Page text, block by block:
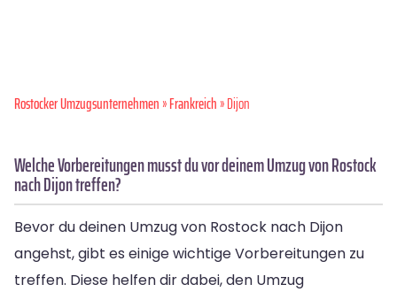
Rostocker Umzugsunternehmen»Frankreich» Dijon
Welche Vorbereitungen musst du vor deinem Umzug von Rostock
nach Dijon treffen?
Bevor du deinen Umzug von Rostock nach Dijon
angehst, gibt es einige wichtige Vorbereitungen zu
treffen. Diese helfen dir dabei, den Umzug